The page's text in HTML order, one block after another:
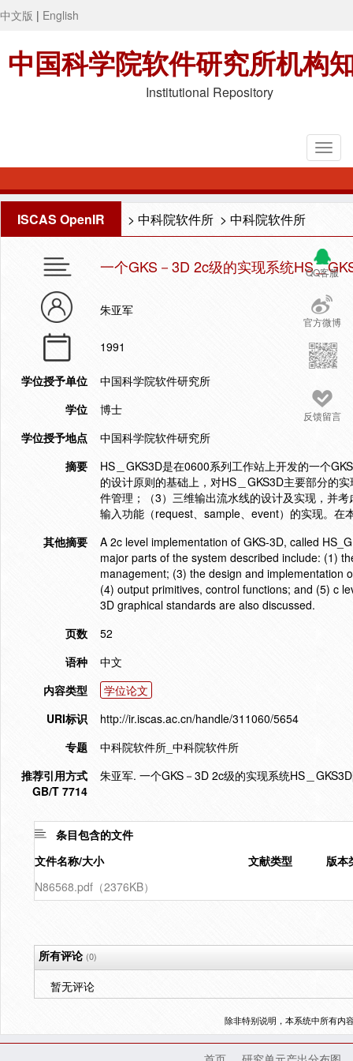
中文版 | English
中国科学院软件研究所机构
Institutional Repository
ISCAS OpenIR > 中科院软件所 > 中科院软件所
QQ客服
官方微博
反馈留言
一个GKS－3D 2c级的实现系统HS＿
朱亚军
1991
学位授予单位
中国科学院软件研究所
学位
博士
学位授予地点
中国科学院软件研究所
摘要
HS＿GKS3D是在0600系列工作站上开发的一个
的设计原则的基础上，对HS＿GKS3D主要部分的
件管理；（3）三维输出流水线的设计及实现，并
输入功能（request、sample、event）的实现。在
其他摘要
A 2c level implementation of GKS-3D, called
major parts of the system described include: (1)
management; (3) the design and implementation
(4) output primitives, control functions; and (5) c
3D graphical standards are also discussed.
页数
52
语种
中文
内容类型
学位论文
URI标识
http://ir.iscas.ac.cn/handle/311060/5654
专题
中科院软件所_中科院软件所
推荐引用方式
GB/T 7714
朱亚军. 一个GKS－3D 2c级的实现系统HS＿
条目包含的文件
文件名称/大小
文献类型
版本
N86568.pdf（2376KB）
所有评论(0)
暂无评论
除非特别说明，本系统中所有内